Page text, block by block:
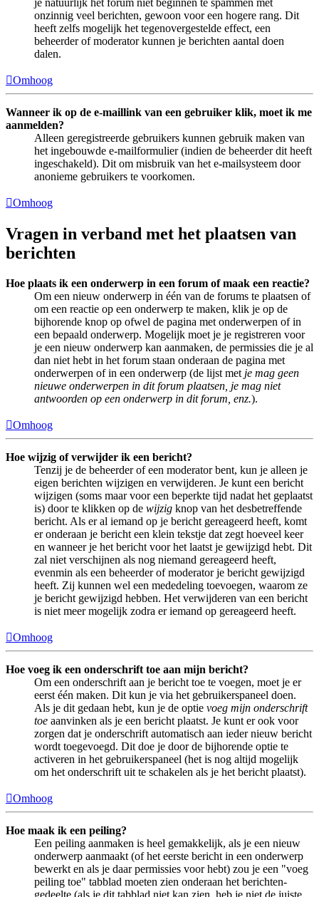
je natuurlijk het forum niet beginnen te spammen met
onzinnig veel berichten, gewoon voor een hogere rang. Dit
heeft zelfs mogelijk het tegenovergestelde effect, een
beheerder of moderator kunnen je berichten aantal doen
dalen.
Omhoog
Wanneer ik op de e-maillink van een gebruiker klik, moet ik me
aanmelden?
Alleen geregistreerde gebruikers kunnen gebruik maken van
het ingebouwde e-mailformulier (indien de beheerder dit heeft
ingeschakeld). Dit om misbruik van het e-mailsysteem door
anonieme gebruikers te voorkomen.
Omhoog
Vragen in verband met het plaatsen van
berichten
Hoe plaats ik een onderwerp in een forum of maak een reactie?
Om een nieuw onderwerp in één van de forums te plaatsen of
om een reactie op een onderwerp te maken, klik je op de
bijhorende knop op ofwel de pagina met onderwerpen of in
een bepaald onderwerp. Mogelijk moet je je registreren voor
je een nieuw onderwerp kan aanmaken, de permissies die je al
dan niet hebt in het forum staan onderaan de pagina met
onderwerpen of in een onderwerp (de lijst met je mag geen
nieuwe onderwerpen in dit forum plaatsen, je mag niet
antwoorden op een onderwerp in dit forum, enz.).
Omhoog
Hoe wijzig of verwijder ik een bericht?
Tenzij je de beheerder of een moderator bent, kun je alleen je
eigen berichten wijzigen en verwijderen. Je kunt een bericht
wijzigen (soms maar voor een beperkte tijd nadat het geplaatst
is) door te klikken op de wijzig knop van het desbetreffende
bericht. Als er al iemand op je bericht gereageerd heeft, komt
er onderaan je bericht een klein tekstje dat zegt hoeveel keer
en wanneer je het bericht voor het laatst je gewijzigd hebt. Dit
zal niet verschijnen als nog niemand gereageerd heeft,
evenmin als een beheerder of moderator je bericht gewijzigd
heeft. Zij kunnen wel een mededeling toevoegen, waarom ze
je bericht gewijzigd hebben. Het verwijderen van een bericht
is niet meer mogelijk zodra er iemand op gereageerd heeft.
Omhoog
Hoe voeg ik een onderschrift toe aan mijn bericht?
Om een onderschrift aan je bericht toe te voegen, moet je er
eerst één maken. Dit kun je via het gebruikerspaneel doen.
Als je dit gedaan hebt, kun je de optie voeg mijn onderschrift
toe aanvinken als je een bericht plaatst. Je kunt er ook voor
zorgen dat je onderschrift automatisch aan ieder nieuw bericht
wordt toegevoegd. Dit doe je door de bijhorende optie te
activeren in het gebruikerspaneel (het is nog altijd mogelijk
om het onderschrift uit te schakelen als je het bericht plaatst).
Omhoog
Hoe maak ik een peiling?
Een peiling aanmaken is heel gemakkelijk, als je een nieuw
onderwerp aanmaakt (of het eerste bericht in een onderwerp
bewerkt en als je daar permissies voor hebt) zou je een "voeg
peiling toe" tabblad moeten zien onderaan het berichten-